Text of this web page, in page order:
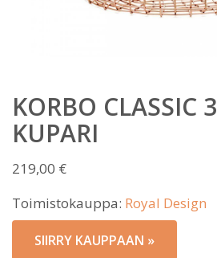
KORBO CLASSIC
KUPARI
219,00 €
Toimistokauppa: Royal Design
SIIRRY KAUPPAAN »